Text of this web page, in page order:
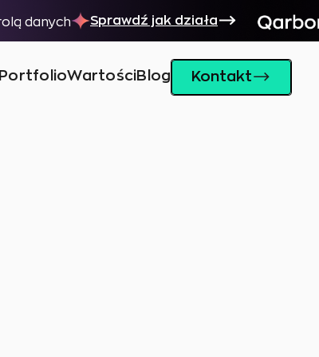
danych Sprawdź jak działa
PortfolioWartościBlog Kontakt